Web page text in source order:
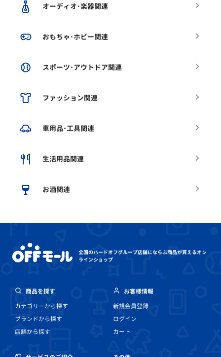
オーディオ･楽器関連
おもちゃ･ホビー関連
スポーツ･アウトドア関連
ファッション関連
車用品･工具関連
生活用品関連
お酒関連
全国のハードオフグループ店舗にならぶ商品が買えるオン
ラインショップ
商品を探す
カテゴリーから探す
ブランドから探す
店舗から探す
お客様情報
新規会員登録
ログイン
カート